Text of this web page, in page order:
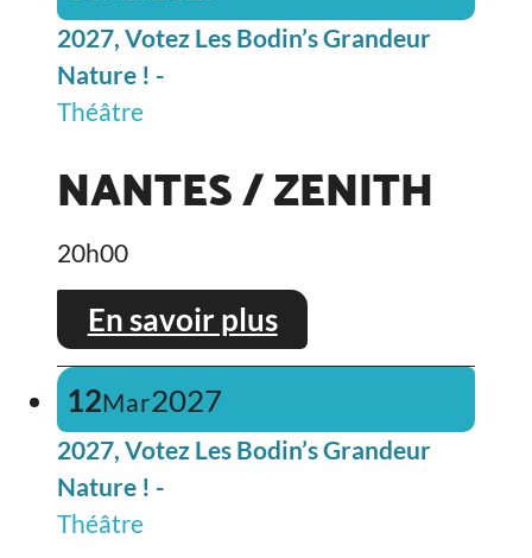
2027, Votez Les Bodin’s Grandeur
Nature ! -
Théâtre
NANTES / ZENITH
20h00
En savoir plus
12Mar2027
2027, Votez Les Bodin’s Grandeur
Nature ! -
Théâtre